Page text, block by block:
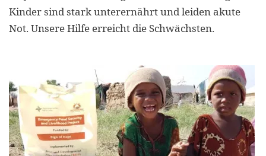
Kinder sind stark unterernährt und leiden akute
Not. Unsere Hilfe erreicht die Schwächsten.
und